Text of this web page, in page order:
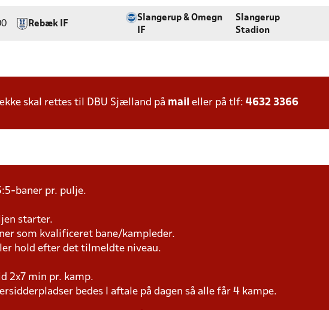
Rebæk IF
Slangerup & Omegn
IF
Slangerup
Stadion
skal rettes til DBU Sjælland på mail eller på tlf: 4632 3366
baner pr. pulje.
starter.
som kvalificeret bane/kampleder.
hold efter det tilmeldte niveau.
2x7 min pr. kamp.
bedes I aftale på dagen så alle får 4 kampe.